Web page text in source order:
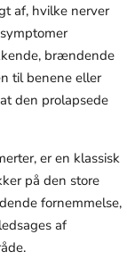
af, hvilke nerver
brændende
til benene eller
den prolapsede
er en klassisk
på den store
fornemmelse,
af